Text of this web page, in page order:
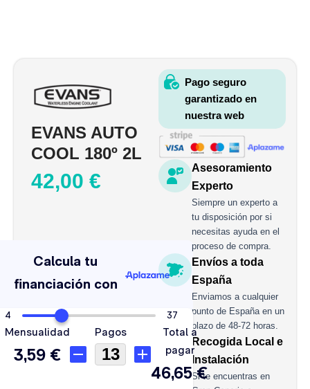
EVANS AUTO
COOL 180º 2L
42,00 €
AUTO
COOL
180º
cantidad
Asesoramiento
Experto
Siempre un experto a
tu disposición por si
necesitas ayuda en el
proceso de compra.
Envíos a toda
España
Enviamos a cualquier
punto de España en un
plazo de 48-72 horas.
Recogida Local e
Instalación
Si te encuentras en
Pago seguro
garantizado en
nuestra web